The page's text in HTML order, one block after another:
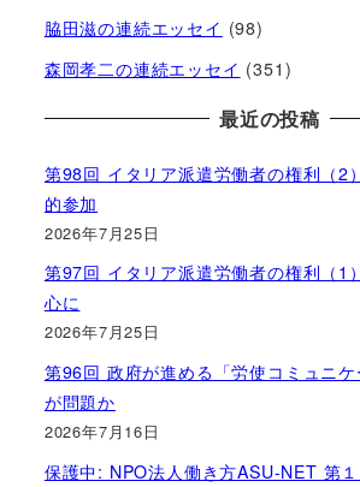
脇田滋の連続エッセイ (98)
森岡孝二の連続エッセイ (351)
最近の投稿
第98回 イタリア派遣労働者の権利（2
的参加
2026年7月25日
第97回 イタリア派遣労働者の権利（1
心に
2026年7月25日
第96回 政府が進める「労使コミュニ
が問題か
2026年7月16日
保護中: NPO法人働き方ASU-NET 第